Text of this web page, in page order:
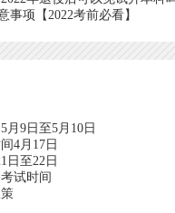
项【2022考前必看】
月9日至5月10日
4月17日
日至22日
试时间